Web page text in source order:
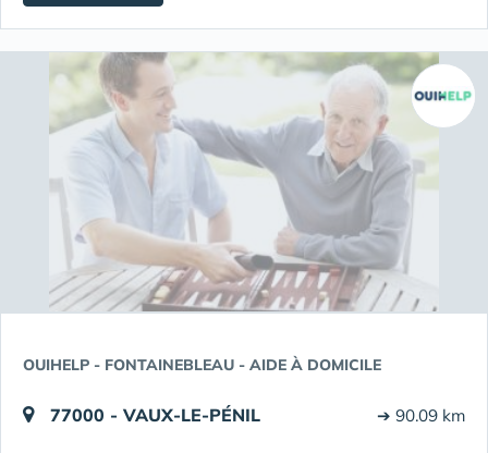
OUIHELP - FONTAINEBLEAU - AIDE À DOMICILE
77000 - VAUX-LE-PÉNIL ➔ 90.09 km